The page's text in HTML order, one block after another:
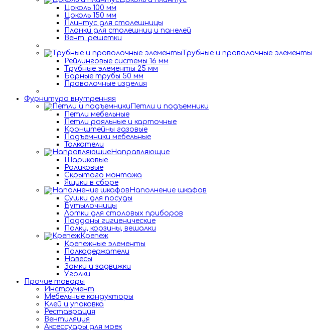
Цоколь 100 мм
Цоколь 150 мм
Плинтус для столешницы
Планки для столешниц и панелей
Вент. решетки
Трубные и проволочные элементы
Рейлинговые системы 16 мм
Трубные элементы 25 мм
Барные трубы 50 мм
Проволочные изделия
Фурнитура внутренняя
Петли и подъемники
Петли мебельные
Петли рояльные и карточные
Кронштейны газовые
Подъемники мебельные
Толкатели
Направляющие
Шариковые
Роликовые
Скрытого монтажа
Ящики в сборе
Наполнение шкафов
Сушки для посуды
Бутылочницы
Лотки для столовых приборов
Поддоны гигиенические
Полки, корзины, вешалки
Крепеж
Крепежные элементы
Полкодержатели
Навесы
Замки и задвижки
Уголки
Прочие товары
Инструмент
Мебельные кондукторы
Клей и упаковка
Реставрация
Вентиляция
Аксессуары для моек